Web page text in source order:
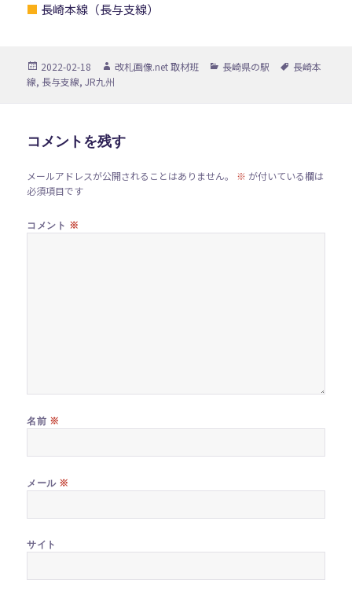
■ 長崎本線（長与支線）
投
稿
2022-02-18
作
改札画像.net 取材班
カ
長崎県の駅
タ
長崎本
線, 長与支線,JR九州
コメントを残す
メールアドレスが公開されることはありません。 ※ が付いている欄は
必須項目です
コメント ※
名前 ※
メール ※
サイト